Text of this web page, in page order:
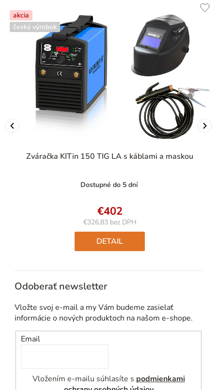
akcia
český výrobok
Zváračka KITin 150 TIG LA s káblami a maskou
Dostupné do 5 dní
€402
€326,83 bez DPH
Jednotková
cena:
DETAIL
Odoberať newsletter
Vložte svoj e-mail a my Vám budeme zasielať
informácie o nových produktoch na našom e-shope.
Email
Vložením e-mailu súhlasíte s podmienkami